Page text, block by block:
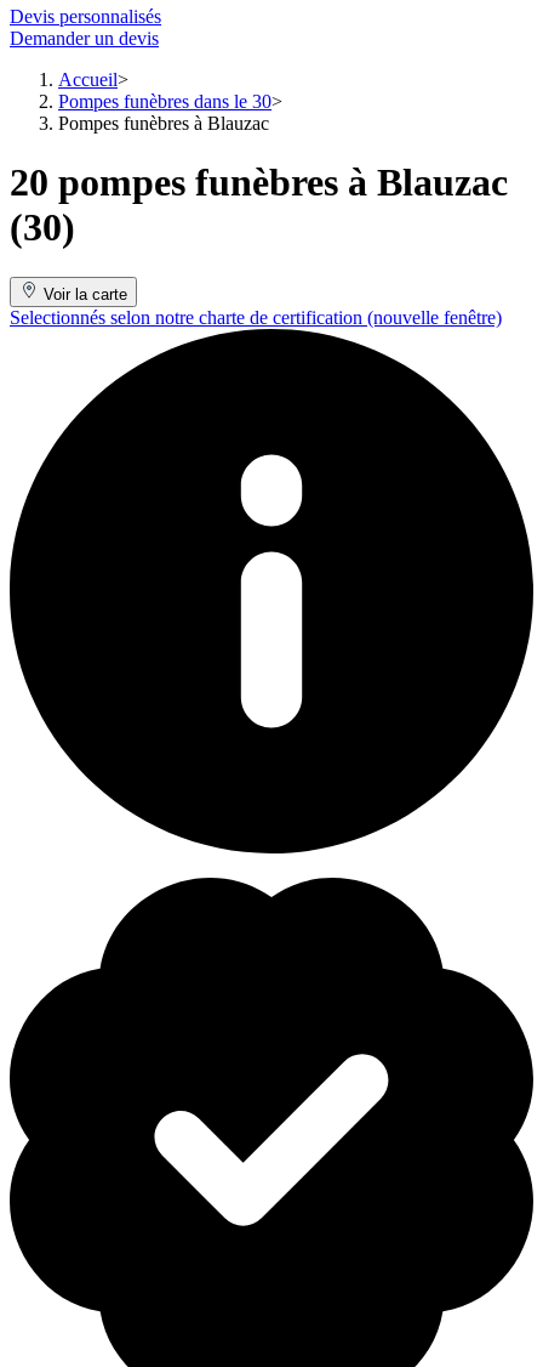
Devis personnalisés
Demander un devis
Accueil
Pompes funèbres dans le 30
Pompes funèbres à Blauzac
20 pompes funèbres à Blauzac
(30)
Voir la carte
Selectionnés selon notre charte de certification (nouvelle fenêtre)